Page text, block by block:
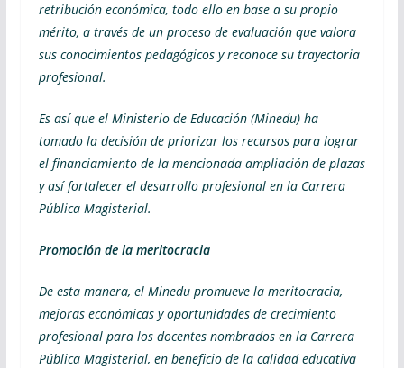
retribución económica, todo ello en base a su propio
mérito, a través de un proceso de evaluación que valora
sus conocimientos pedagógicos y reconoce su trayectoria
profesional.
Es así que el Ministerio de Educación (Minedu) ha
tomado la decisión de priorizar los recursos para lograr
el financiamiento de la mencionada ampliación de plazas
y así fortalecer el desarrollo profesional en la Carrera
Pública Magisterial.
Promoción de la meritocracia
De esta manera, el Minedu promueve la meritocracia,
mejoras económicas y oportunidades de crecimiento
profesional para los docentes nombrados en la Carrera
Pública Magisterial, en beneficio de la calidad educativa